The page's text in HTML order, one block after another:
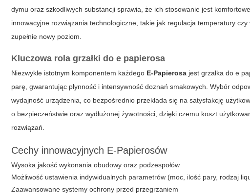
dymu oraz szkodliwych substancji sprawia, że ich stosowanie jest
innowacyjne rozwiązania technologiczne, takie jak regulacja temperatury
zupełnie nowy poziom.
Kluczowa rola grzałki do e papierosa
Niezwykle istotnym komponentem każdego E-Papierosa jestgrzałka do e
parę, gwarantując płynność i intensywność doznań smakowych. Wybór
wydajność urządzenia, co bezpośrednio przekłada się na satysfakcję
o bezpieczeństwie oraz wydłużonej żywotności, dzięki czemu koszt
rozwiązań.
Cechy innowacyjnych E-Papierosów
Wysoka jakość wykonania obudowy oraz podzespołów
Możliwość ustawienia indywidualnych parametrów (moc, ilość pary, rodzaj
Zaawansowane systemy ochrony przed przegrzaniem